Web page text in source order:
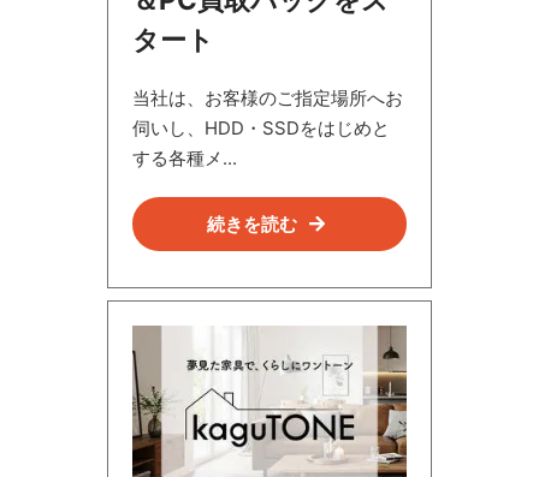
タート
当社は、お客様のご指定場所へお
伺いし、HDD・SSDをはじめと
する各種メ...
続きを読む